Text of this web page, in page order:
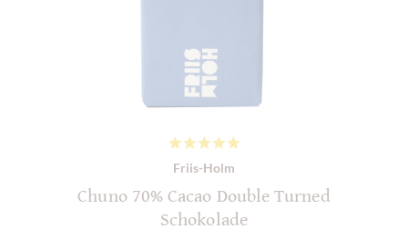
Friis-Holm
Chuno 70% Cacao Double Turned
Schokolade